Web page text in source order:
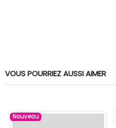
VOUS POURRIEZ AUSSI AIMER
Nouveau